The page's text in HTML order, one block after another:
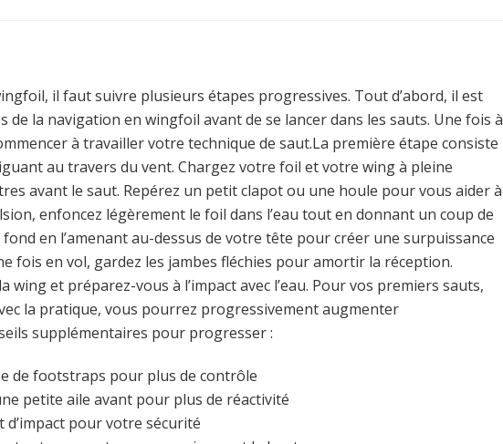
il faut suivre plusieurs étapes progressives. Tout d’abord, il est
de la navigation en wingfoil avant de se lancer dans les sauts. Une fois à
à travailler votre technique de saut.La première étape consiste
au travers du vent. Chargez votre foil et votre wing à pleine
avant le saut. Repérez un petit clapot ou une houle pour vous aider à
enfoncez légèrement le foil dans l’eau tout en donnant un coup de
fond en l’amenant au-dessus de votre tête pour créer une surpuissance
fois en vol, gardez les jambes fléchies pour amortir la réception.
wing et préparez-vous à l’impact avec l’eau. Pour vos premiers sauts,
la pratique, vous pourrez progressivement augmenter
supplémentaires pour progresser :
de footstraps pour plus de contrôle
petite aile avant pour plus de réactivité
pour votre sécurité